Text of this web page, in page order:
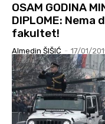
OSAM GODINA
DIPLOME:
fakultet!
Almedin ŠIŠIĆ - 17/01/